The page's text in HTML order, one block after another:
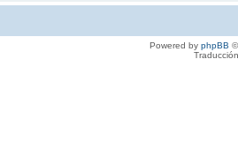
Powered by phpBB